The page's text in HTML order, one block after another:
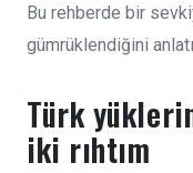
Bu rehberde bir
gümrüklendiğini
Türk
iki rıhtım